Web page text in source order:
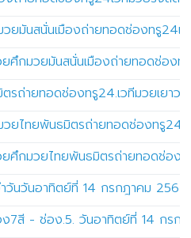
ยมันสนั่นเมืองถ่ายทอดช่องทรู24
ยศึกมวยมันสนั่นเมืองถ่ายทอดช่อง
รถ่ายทอดช่องทรู24.เวทีมวยเยา
ยไทยพันธมิตรถ่ายทอดช่องทรู24
ยศึกมวยไทยพันธมิตรถ่ายทอดช่อ
นวันอาทิตย์ที่ 14 กรกฎาคม 2567.
7สี - ช่อง.5. วันอาทิตย์ที่ 14 กรก